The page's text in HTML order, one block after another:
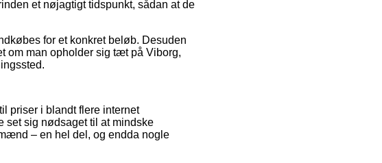
et nøjagtigt tidspunkt, sådan at de
for et konkret beløb. Desuden
om man opholder sig tæt på Viborg,
priser i blandt flere internet
set sig nødsaget til at mindske
– en hel del, og endda nogle